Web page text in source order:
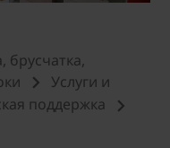
брусчатка,
Услуги и
поддержка